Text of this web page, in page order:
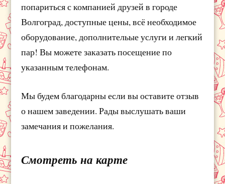
попариться с компанией друзей в городе
Волгоград, доступные цены, всё необходимое
оборудование, дополнительые услуги и легкий
пар! Вы можете заказать посещение по
указанным телефонам.
Мы будем благодарны если вы оставите отзыв
о нашем заведении. Рады выслушать ваши
замечания и пожелания.
Смотреть на карте